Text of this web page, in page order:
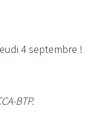
4 septembre !
BTP.